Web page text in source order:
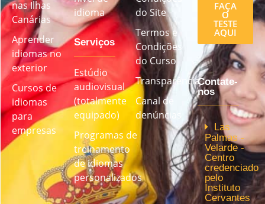
nas Ilhas
Canárias
Aprender
idiomas no
exterior
Cursos de
idiomas
para
empresas
idioma
Serviços
Estúdio
audiovisual
(totalmente
equipado)
Programas de
treinamento
de idiomas
personalizados
do Site
Termos e
Condições
do Curso
Transparência
Canal de
denúncias
FAÇA
O
TESTE
AQUI
Contate-
nos
Las
Palmas -
Velarde -
Centro
credenciado
pelo
Instituto
Cervantes